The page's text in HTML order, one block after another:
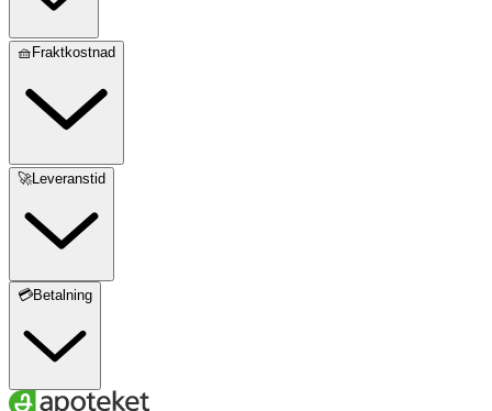
🧺Fraktkostnad
🚀Leveranstid
💳Betalning